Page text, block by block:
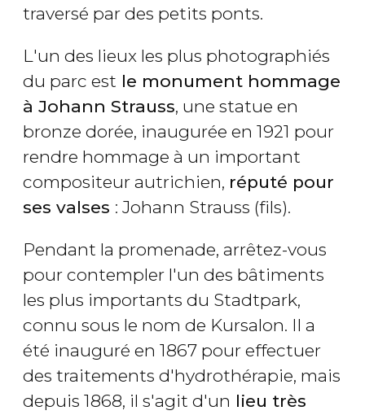
traversé par des petits ponts.
L'un des lieux les plus photographiés
du parc est le monument hommage
à Johann Strauss, une statue en
bronze dorée, inaugurée en 1921 pour
rendre hommage à un important
compositeur autrichien, réputé pour
ses valses : Johann Strauss (fils).
Pendant la promenade, arrêtez-vous
pour contempler l'un des bâtiments
les plus importants du Stadtpark,
connu sous le nom de Kursalon. Il a
été inauguré en 1867 pour effectuer
des traitements d'hydrothérapie, mais
depuis 1868, il s'agit d'un lieu très